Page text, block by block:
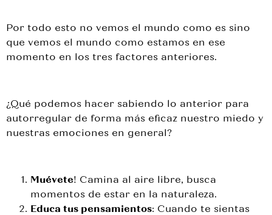
Por todo esto no vemos el mundo como es sino
que vemos el mundo como estamos en ese
momento en los tres factores anteriores.
¿Qué podemos hacer sabiendo lo anterior para
autorregular de forma más eficaz nuestro miedo y
nuestras emociones en general?
Muévete! Camina al aire libre, busca
momentos de estar en la naturaleza.
Educa tus pensamientos: Cuando te sientas